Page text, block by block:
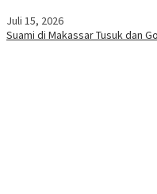
Juli 15, 2026
Suami di Makassar Tusuk dan